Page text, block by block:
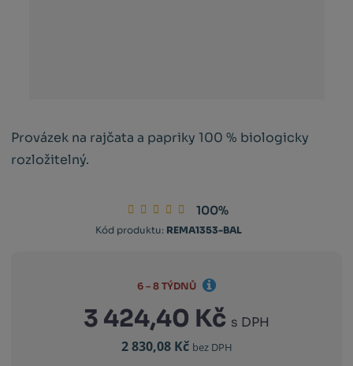
Provázek na rajčata a papriky 100 % biologicky
rozložitelný.
100%
Kód produktu: REMA1353-BAL
3 424,40 Kč s DPH
2 830,08 Kč bez DPH
6 – 8 TÝDNŮ